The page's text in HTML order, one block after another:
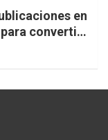
en
convertir
pública